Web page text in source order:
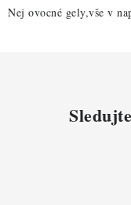
Nej ovocné gely,vše v